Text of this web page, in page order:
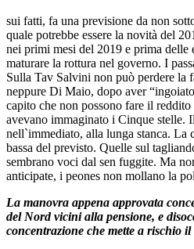
sui fatti, fa una previsione da non
quale potrebbe essere la novità del
nei primi mesi del 2019 e prima delle
maturare la rottura nel governo. I
Sulla Tav Salvini non può perdere la
neppure Di Maio, dopo aver
capito che non possono fare il
avevano immaginato i Cinque stelle.
nell`immediato, alla lunga stanca. La
bassa del previsto. Quelle sul
sembrano voci dal sen fuggite. Ma
anticipate, i peones non mollano la
La manovra appena approvata
del Nord vicini alla pensione, e
concentrazione che mette a rischio il